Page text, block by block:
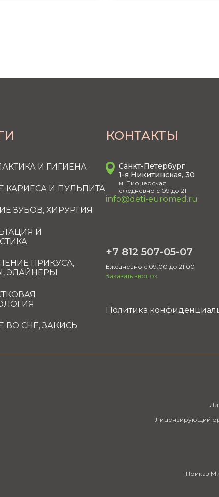
И ГИГИЕНА
КАРИЕСА И ПУЛЬПИТА
ЗУБОВ, ХИРУРГИЯ
И
ПРИКУСА,
ЭЛАЙНЕРЫ
ВО СНЕ, ЗАКИСЬ
КОНТАКТЫ
Санкт-Петербург
1-я Никитинская, 30
м. Пионерская
ежедневно с 09 до 21
info@deti-euromed.ru
+7 812 507-05-07
Ежедневно с 09:00 до 21:00
Заказать звонок
Политика
Лицензирующий
Приказ